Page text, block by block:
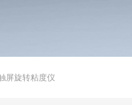
屏旋转粘度仪